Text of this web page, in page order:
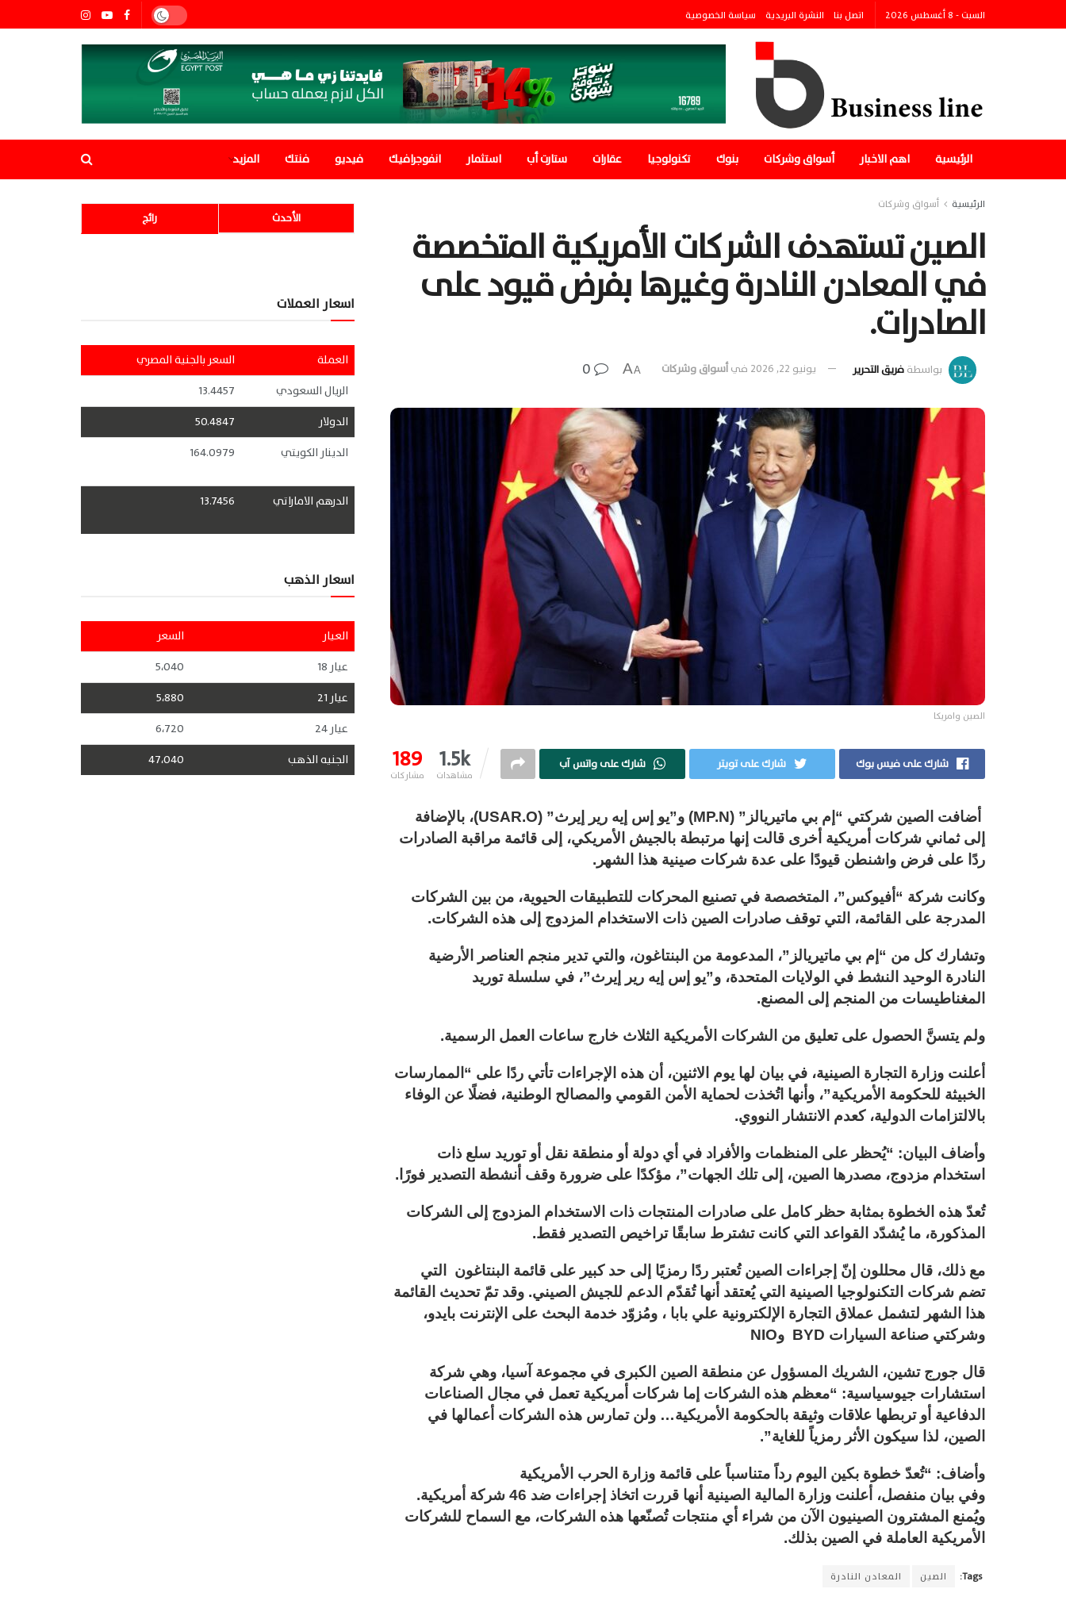
السبت - 8 أغسطس 2026 اتصل بنا النشرة البريدية سياسة الخصوصية
الرئيسية اهم الاخبار أسواق وشركات بنوك تكنولوجيا عقارات ستارت أب استثمار انفوجرافيك فيديو فنتك المزيد
الرئيسية أسواق وشركات
الصين تستهدف الشركات الأمريكية المتخصصة
في المعادن النادرة وغيرها بفرض قيود على
الصادرات.
بواسطةفريق التحرير يونيو 22, 2026 فيأسواق وشركات A
A
الصين وامريكا
189
مشاركات 1.5k
مشاهدات
شارك على فيس بوك شارك على تويتر شارك على واتس آب
أضافت الصين شركتي “إم بي ماتيريالز” (MP.N) و”يو إس إيه رير إيرث” (USAR.O)، بالإضافة
إلى ثماني شركات أمريكية أخرى قالت إنها مرتبطة بالجيش الأمريكي، إلى قائمة مراقبة الصادرات
ردًا على فرض واشنطن قيودًا على عدة شركات صينية هذا الشهر.
وكانت شركة “أفيوكس”، المتخصصة في تصنيع المحركات للتطبيقات الحيوية، من بين الشركات
المدرجة على القائمة، التي توقف صادرات الصين ذات الاستخدام المزدوج إلى هذه الشركات.
وتشارك كل من “إم بي ماتيريالز”، المدعومة من البنتاغون، والتي تدير منجم العناصر الأرضية
النادرة الوحيد النشط في الولايات المتحدة، و”يو إس إيه رير إيرث”، في سلسلة توريد
المغناطيسات من المنجم إلى المصنع.
ولم يتسنَّ الحصول على تعليق من الشركات الأمريكية الثلاث خارج ساعات العمل الرسمية.
أعلنت وزارة التجارة الصينية، في بيان لها يوم الاثنين، أن هذه الإجراءات تأتي ردًا على “الممارسات
الخبيثة للحكومة الأمريكية”، وأنها اتُخذت لحماية الأمن القومي والمصالح الوطنية، فضلًا عن الوفاء
بالالتزامات الدولية، كعدم الانتشار النووي.
وأضاف البيان: “يُحظر على المنظمات والأفراد في أي دولة أو منطقة نقل أو توريد سلع ذات
استخدام مزدوج، مصدرها الصين، إلى تلك الجهات”، مؤكدًا على ضرورة وقف أنشطة التصدير فورًا.
تُعدّ هذه الخطوة بمثابة حظر كامل على صادرات المنتجات ذات الاستخدام المزدوج إلى الشركات
المذكورة، ما يُشدّد القواعد التي كانت تشترط سابقًا تراخيص التصدير فقط.
مع ذلك، قال محللون إنّ إجراءات الصين تُعتبر ردًا رمزيًا إلى حد كبير على قائمة البنتاغون التي
تضم شركات التكنولوجيا الصينية التي يُعتقد أنها تُقدّم الدعم للجيش الصيني. وقد تمّ تحديث القائمة
هذا الشهر لتشمل عملاق التجارة الإلكترونية علي بابا ، ومُزوّد ​​خدمة البحث على الإنترنت بايدو،
وشركتي صناعة السيارات BYD وNIO
قال جورج تشين، الشريك المسؤول عن منطقة الصين الكبرى في مجموعة آسيا، وهي شركة
استشارات جيوسياسية: “معظم هذه الشركات إما شركات أمريكية تعمل في مجال الصناعات
الدفاعية أو تربطها علاقات وثيقة بالحكومة الأمريكية… ولن تمارس هذه الشركات أعمالها في
الصين، لذا سيكون الأثر رمزياً للغاية”.
وأضاف: “تُعدّ خطوة بكين اليوم رداً متناسباً على قائمة وزارة الحرب الأمريكية
وفي بيان منفصل، أعلنت وزارة المالية الصينية أنها قررت اتخاذ إجراءات ضد 46 شركة أمريكية.
ويُمنع المشترون الصينيون الآن من شراء أي منتجات تُصنّعها هذه الشركات، مع السماح للشركات
الأمريكية العاملة في الصين بذلك.
Tags: الصين المعادن النادرة
رائج الأحدث
اسعار العملات
العملة
السعر بالجنية المصري
الريال السعودي
13.4457
الدولار
50.4847
الدينار الكويتي
164.0979
الدرهم الاماراتي 13.7456
اسعار الذهب
العيار
السعر
عيار 18
5،040
عيار 21
5،880
عيار 24
6،720
الجنيه الذهب
47،040